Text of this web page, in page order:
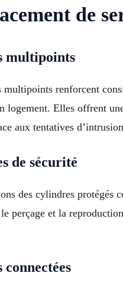
de
multipoints
multipoints renforcent
logement. Elles offrent
aux tentatives
de sécurité
des cylindres protégés
perçage et la